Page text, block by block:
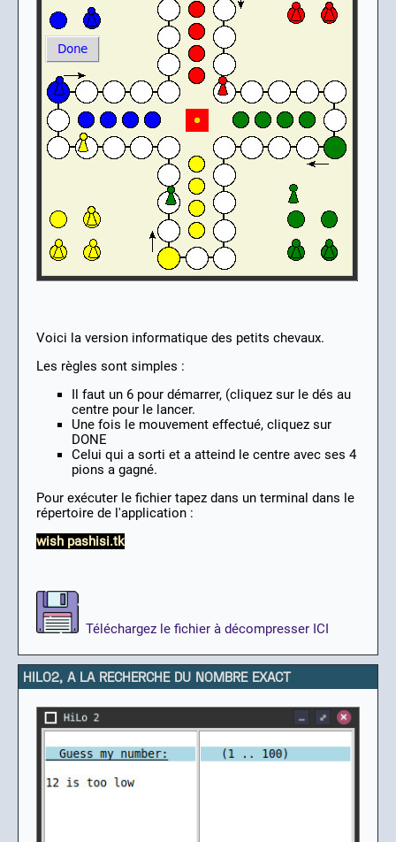
Voici la version informatique des petits chevaux.
Les règles sont simples :
Il faut un 6 pour démarrer, (cliquez sur le dés au
centre pour le lancer.
Une fois le mouvement effectué, cliquez sur
DONE
Celui qui a sorti et a atteind le centre avec ses 4
pions a gagné.
Pour exécuter le fichier tapez dans un terminal dans le
répertoire de l'application :
wish pashisi.tk
Téléchargez le fichier à décompresser ICI
HILO2, A LA RECHERCHE DU NOMBRE EXACT